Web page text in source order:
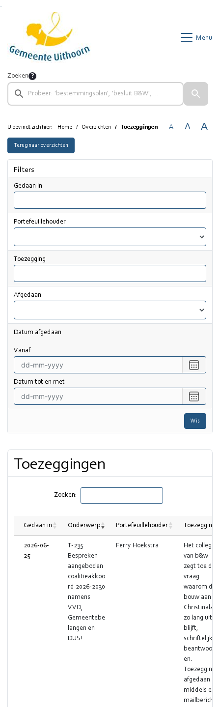
Menu
Zoeken
U bevindt zich hier: Home Overzichten Toezeggingen A A A
Terug naar overzichten
Filters
Gedaan in
Portefeuillehouder
Toezegging
Afgedaan
Datum afgedaan
vanaf
een
vanaf
Datum tot en met
een
datum
tot
en
Wis
Toezeggingen
Zoeken:
Gedaan in Onderwerp Portefeuillehouder Toezegging
2026-06-
25
T-235
Bespreken
aangeboden
coalitieakkoo
rd 2026-2030
namens
VVD,
Gemeentebe
langen en
DUS!
Ferry Hoekstra
Het college
van b&w
zegt toe de
vraag
waarom de
bouw aan de
Christinalaan
zo lang uit
blijft,
schriftelijk te
beantwoord
en.
Toezegging
afgedaan
middels e-
mailbericht